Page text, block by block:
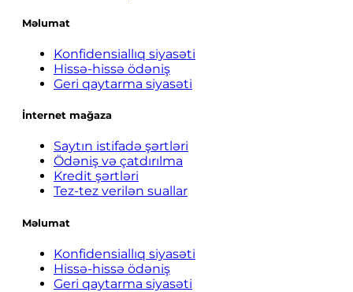
Məlumat
Konfidensiallıq siyasəti
Hissə-hissə ödəniş
Geri qaytarma siyasəti
İnternet mağaza
Saytın istifadə şərtləri
Ödəniş və çatdırılma
Kredit şərtləri
Tez-tez verilən suallar
Məlumat
Konfidensiallıq siyasəti
Hissə-hissə ödəniş
Geri qaytarma siyasəti